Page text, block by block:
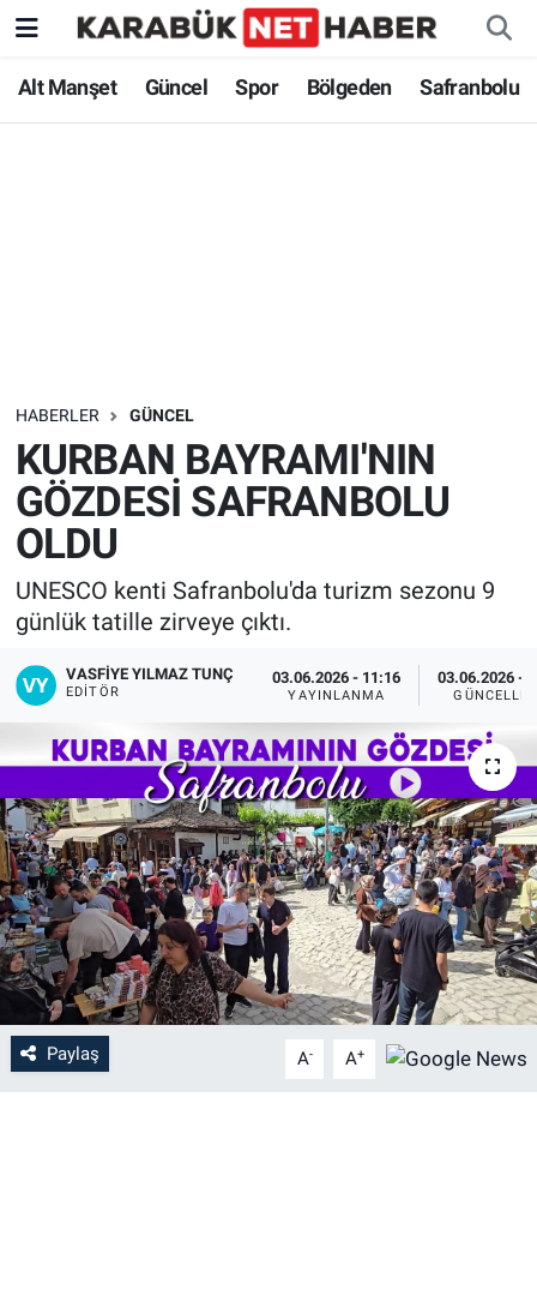
Alt Manşet Güncel Spor Bölgeden Safranbolu
HABERLER GÜNCEL
KURBAN BAYRAMI'NIN
GÖZDESİ SAFRANBOLU
OLDU
UNESCO kenti Safranbolu'da turizm sezonu 9
günlük tatille zirveye çıktı.
VASFIYE YILMAZ TUNÇ
EDITÖR
03.06.2026 - 11:16
YAYINLANMA
03.06.2026 -
Paylaş A- A+